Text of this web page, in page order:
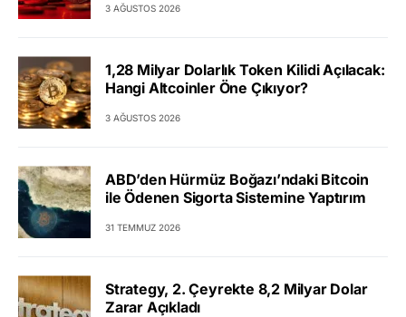
3 AĞUSTOS 2026
1,28 Milyar Dolarlık Token Kilidi Açılacak:
Hangi Altcoinler Öne Çıkıyor?
3 AĞUSTOS 2026
ABD’den Hürmüz Boğazı’ndaki Bitcoin
ile Ödenen Sigorta Sistemine Yaptırım
31 TEMMUZ 2026
Strategy, 2. Çeyrekte 8,2 Milyar Dolar
Zarar Açıkladı